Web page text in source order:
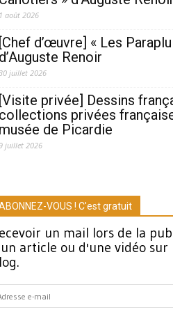
1 août 2026
[Chef d’œuvre] « Les
d’Auguste Renoir
juillet 2026
[Visite privée] Dessins
collections privées
musée de Picardie
juillet 2026
VOUS ! C'est gratuit
un mail lors de la
article ou d'une vidéo sur